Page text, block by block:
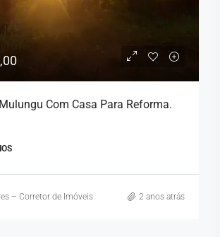
Com Casa Para Reforma.
– Corretor de Imóveis 2 anos atrás